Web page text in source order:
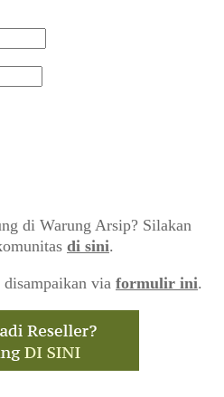
di Warung Arsip? Silakan
di sini.
disampaikan via formulir ini.